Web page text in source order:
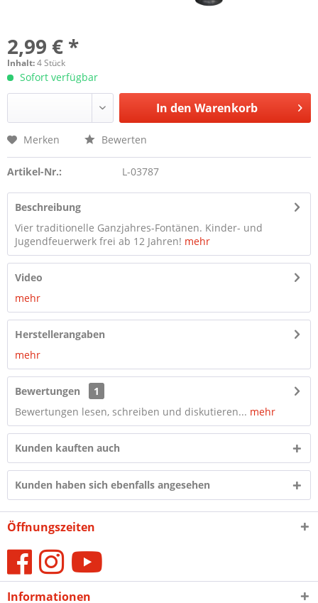
2,99 € *
Inhalt:4 Stück
Sofort verfügbar
In den Warenkorb
Merken Bewerten
Artikel-Nr.: L-03787
Beschreibung
Vier traditionelle Ganzjahres-Fontänen. Kinder- und
Jugendfeuerwerk frei ab 12 Jahren! mehr
Video
mehr
Herstellerangaben
mehr
Bewertungen
1
Bewertungen lesen, schreiben und diskutieren... mehr
Kunden kauften auch
Kunden haben sich ebenfalls angesehen
Öffnungszeiten
Informationen